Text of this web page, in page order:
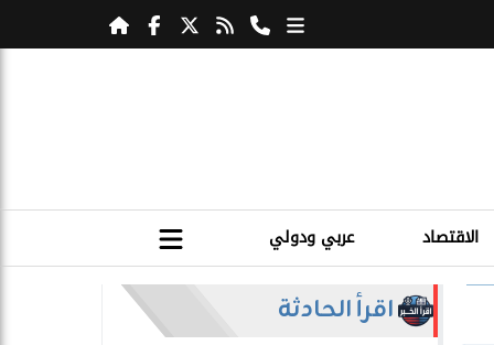
الاقتصاد عربي ودولي
اقرأ الحادثة